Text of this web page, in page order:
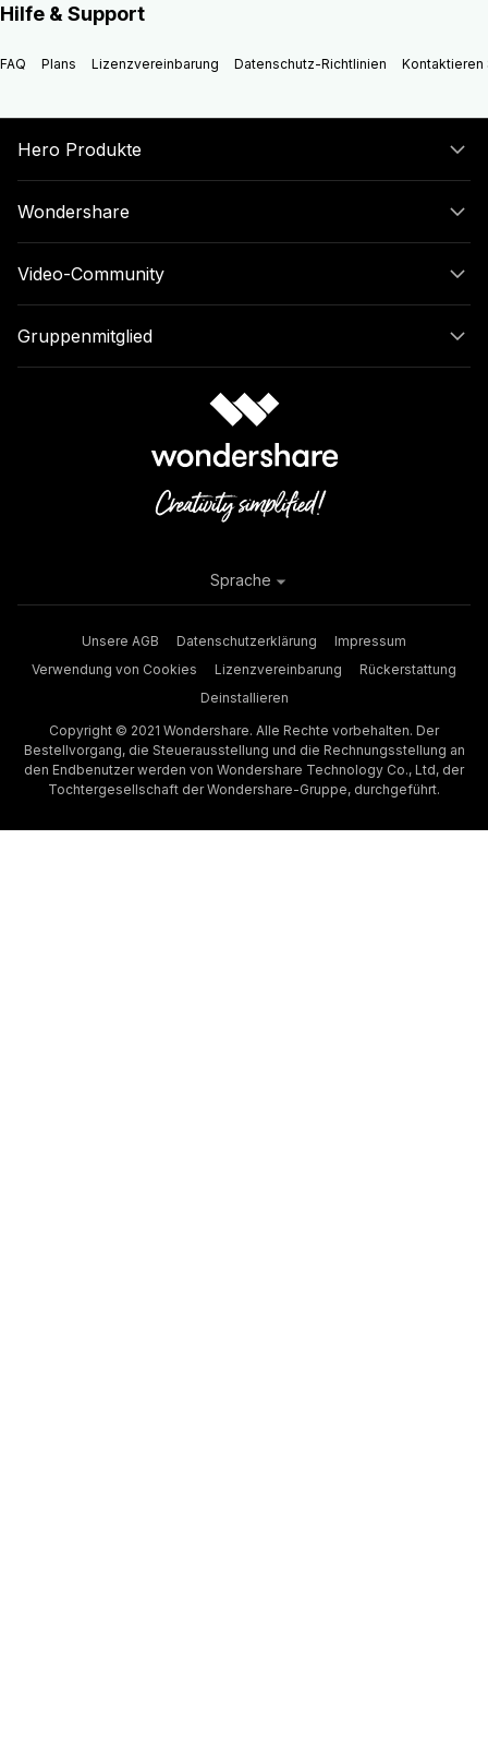
Hilfe & Support
FAQ Plans Lizenzvereinbarung Datenschutz-Richtlinien Kontaktieren
Hero Produkte
Wondershare
Video-Community
Gruppenmitglied
Unsere AGB Datenschutzerklärung
Impressum
Verwendung von Cookies
Lizenzvereinbarung
Rückerstattung
Deinstallieren
Copyright © 2021 Wondershare. Alle Rechte vorbehalten. Der
Bestellvorgang, die Steuerausstellung und die Rechnungsstellung an
den Endbenutzer werden von Wondershare Technology Co., Ltd, der
Tochtergesellschaft der Wondershare-Gruppe, durchgeführt.
Sprache